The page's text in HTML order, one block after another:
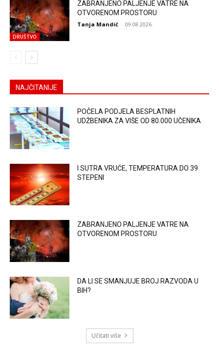
DRUŠTVO
ZABRANJENO PALJENJE VATRE NA
OTVORENOM PROSTORU
Tanja Mandić - 09.08.2026.
NAJČITANIJE
POČELA PODJELA BESPLATNIH
UDŽBENIKA ZA VIŠE OD 80.000 UČENIKA
I SUTRA VRUĆE, TEMPERATURA DO 39
STEPENI
ZABRANJENO PALJENJE VATRE NA
OTVORENOM PROSTORU
DA LI SE SMANJUJE BROJ RAZVODA U
BIH?
Učitati više